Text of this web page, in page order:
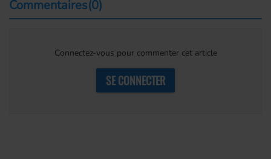
Commentaires(0)
Connectez-vous pour commenter cet article
SE CONNECTER